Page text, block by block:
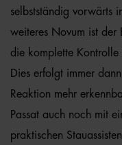
selbstständig vorwärts
weiteres Novum ist der
die komplette Kontrolle
Dies erfolgt immer
Reaktion mehr
Passat auch noch mit
praktischen